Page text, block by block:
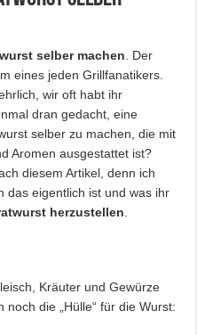
selber machen . Der
eines jeden Grillfanatikers.
wir oft habt ihr
dran gedacht, eine
selber zu machen, die mit
Aromen ausgestattet ist?
diesem Artikel, denn ich
das eigentlich ist und was ihr
herzustellen
Kräuter und Gewürze
die „Hülle“ für die Wurst: